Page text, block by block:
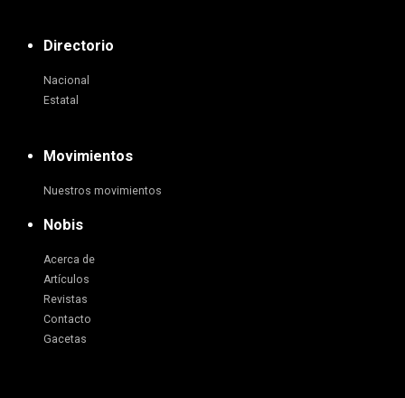
Directorio
Nacional
Estatal
Movimientos
Nuestros movimientos
Nobis
Acerca de
Artículos
Revistas
Contacto
Gacetas